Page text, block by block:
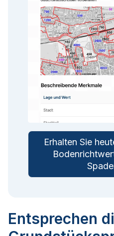
Erhalten Sie
Entsprechen